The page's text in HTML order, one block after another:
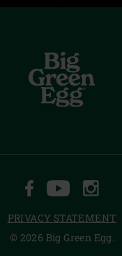
FACEBOOKYOUTUBE
PRIVACY STATEMENT
© 2026 Big Green Egg.